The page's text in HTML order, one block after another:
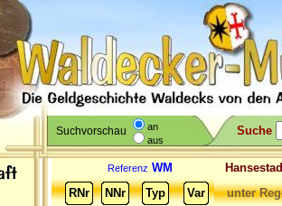
Suchvorschau
an
aus
Suche
Referenz WM
RNr
NNr Typ Var unter